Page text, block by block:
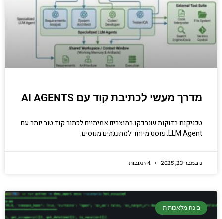
מדרך מעשי לכתיבת קוד עם AI AGENTS
טכניקות בדוקות שנבדקו במוצרים אמיתיים לכתוב קוד טוב יותר עם
LLM Agent. פוסט מיוחד למתכנתים מנוסים.
נובמבר 23, 2025
בינה מלאכותית